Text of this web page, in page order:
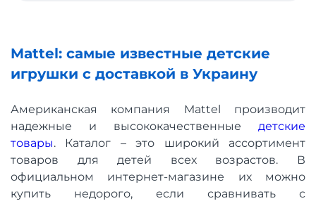
Mattel: самые известные детские
игрушки с доставкой в ​​Украину
Американская компания Mattel производит
надежные и высококачественные детские
товары. Каталог – это широкий ассортимент
товаров для детей всех возрастов. В
официальном интернет-магазине их можно
купить недорого, если сравнивать с